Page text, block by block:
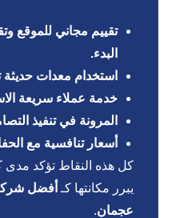
تقييم مجاني للموقع
البدء.
استخدام معدات حديثة
خدمة عملاء سريعة
المرونة في تنفيذ
أسعار تنافسية مع
كل هذه النقاط تؤكد مدى
يبرر مكانتها كـ أفضل
عجمان.